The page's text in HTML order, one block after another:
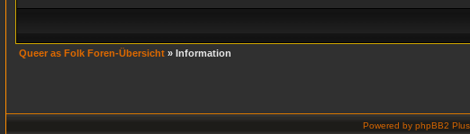
Queer as Folk Foren-Übersicht » Information
Powered by phpBB2